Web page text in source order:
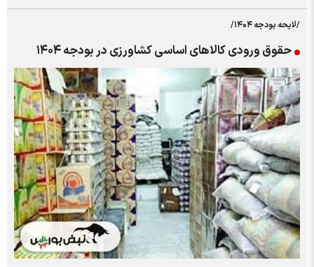
/لایحه بودجه ۱۴۰۴/
حقوق ورودی کالاهای اساسی کشاورزی در بودجه ۱۴۰۴